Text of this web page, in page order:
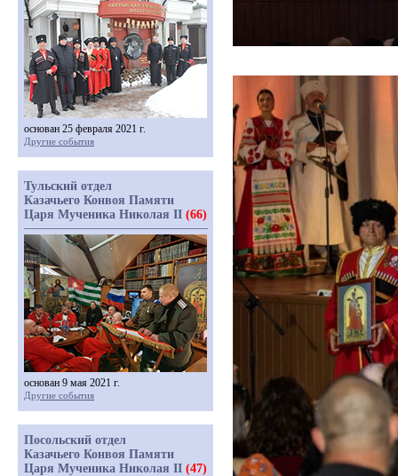
основан 25 февраля 2021 г.
Другие события
Тульский отдел
Казачьего Конвоя Памяти
Царя Мученика Николая II (66)
основан 9 мая 2021 г.
Другие события
Посольский отдел
Казачьего Конвоя Памяти
Царя Мученика Николая II (47)